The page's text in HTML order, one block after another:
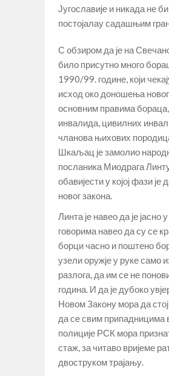
Југославије и никада не би
постојалау садашњим
С обзиром да је на
било присутно много
1990/99. године, који
исход око доношења
основним правима бораца,
инвалида, цивилних
чланова њихових
Шкаљац је замолио
посланика Миодрага
обавијести у којој фази
новог закона.
Линта је навео да је јасно
говорима навео да су се
борци часно и поштено
узели оружје у руке само
разлога, да им се не
година. И да је дубоко
Новом Закону мора да
да се свим припадницима
полиције РСК мора
стаж, за читаво вријеме
двоструком трајању.